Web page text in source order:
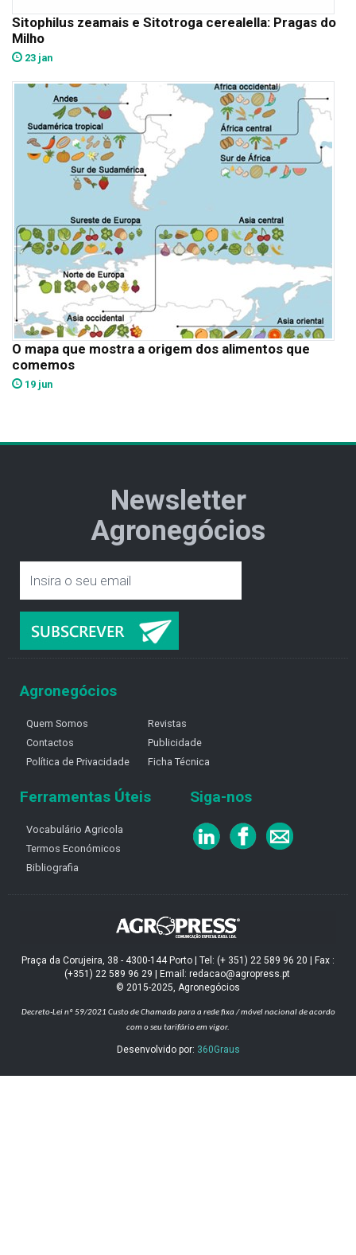
Sitophilus zeamais e Sitotroga cerealella: Pragas do
Milho
23 jan
O mapa que mostra a origem dos alimentos que
comemos
19 jun
Newsletter
Agronegócios
Agronegócios
Quem Somos
Contactos
Política de Privacidade
Revistas
Publicidade
Ficha Técnica
Ferramentas Úteis
Vocabulário Agricola
Termos Económicos
Bibliografia
Siga-nos
Praça da Corujeira, 38 - 4300-144 Porto | Tel: (+ 351) 22 589 96 20 | Fax :
(+351) 22 589 96 29 | Email: redacao@agropress.pt
© 2015-2025, Agronegócios
Decreto-Lei nº 59/2021 Custo de Chamada para a rede fixa / móvel nacional de acordo
com o seu tarifário em vigor.
Desenvolvido por: 360Graus